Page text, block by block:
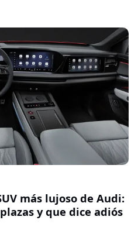
más lujoso de Audi:
y que dice adiós